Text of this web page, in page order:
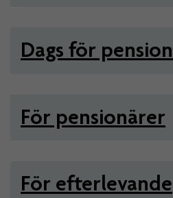
Dags för pension
För pensionärer
För efterlevande